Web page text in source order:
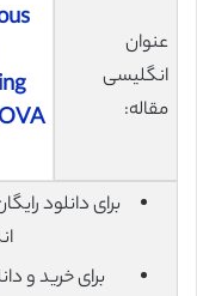
عنوان
انگلیسی
مقاله:
برای خرید و